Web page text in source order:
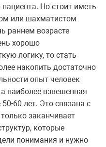
Но стоит иметь
или шахматистом
раннем возрасте
хорошо
логику, то стать
накопить достаточно
опыт человек
наиболее взвешенная
60 лет. Это связана с
заканчивает
которые
понимания и нужно